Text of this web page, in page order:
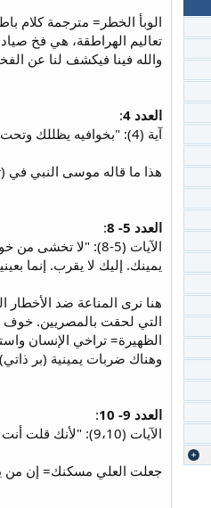
الوبأ الخطر= مترجمة كلام
تعاليم الهراطقة، هي فخ
والله فينا فيكشف لنا عن
العدد 4
:
آية (4): "بخوافيه يظللك وتحت أجنحته تحتمي. ترس ومجن حقه."
هذا ما قاله موسى النبي في (تث11:32). خوافيه= ريش الأجنحة. ترس ومجن حقه= عدله يحيط بك كالسلاح (سبعينية). هذا هو
العدد 5- 8
:
الآيات (5-8): "لا
يمينك. إليك لا يقرب. إنما
هنا نرى المناعة ضد
التي لحقت بالمصريين. خوف
الظهيرة= تراخي الإنسان
وهناك ضربات يمينية (بر
العدد 9- 10
:
الآيات (9،10): "لأنك قلت أنت يا رب ملجأي. جعلت العلي مسكنك. لا يلاقيك شر ولا تدنو ضربة من خيمتك."
جعلت العلي مسكنك= إن من